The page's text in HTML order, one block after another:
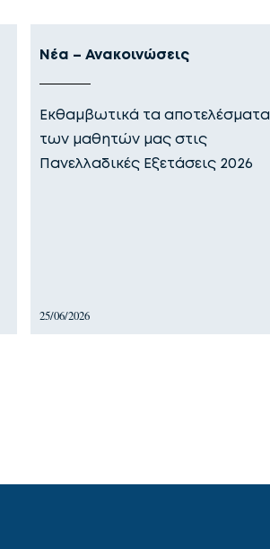
Νέα – Ανακοινώσεις
Εκθαμβωτικά τα αποτελέσματα
των μαθητών μας στις
Πανελλαδικές Εξετάσεις 2026
25/06/2026